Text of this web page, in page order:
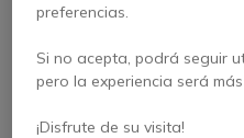
preferencias.
Si no acepta, podrá seguir
pero la experiencia será
¡Disfrute de su visita!